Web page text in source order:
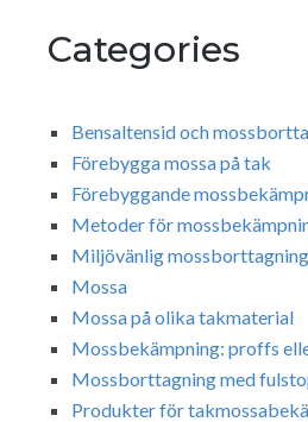
Categories
Bensaltensid och
Förebygga mossa på tak
Förebyggande
Metoder för
Miljövänlig
Mossa
Mossa på olika takmaterial
Mossbekämpning: proffs
Mossborttagning med
Produkter för